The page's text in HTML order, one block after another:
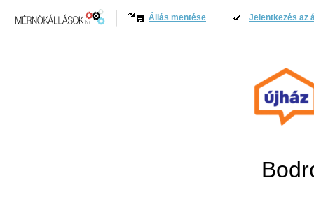
Állás mentése Jelentkezés az